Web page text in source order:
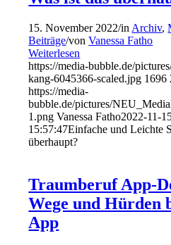
15. November 2022/in Archiv,
Beiträge/vonVanessa Fatho
Weiterlesen
https://media-bubble.de/
kang-6045366-scaled.jpg 1696
https://media-
bubble.de/pictures/
1.png Vanessa Fatho2022-11-
15:57:47Einfache und Leichte
überhaupt?
Traumberuf App-
Wege und Hürden
App